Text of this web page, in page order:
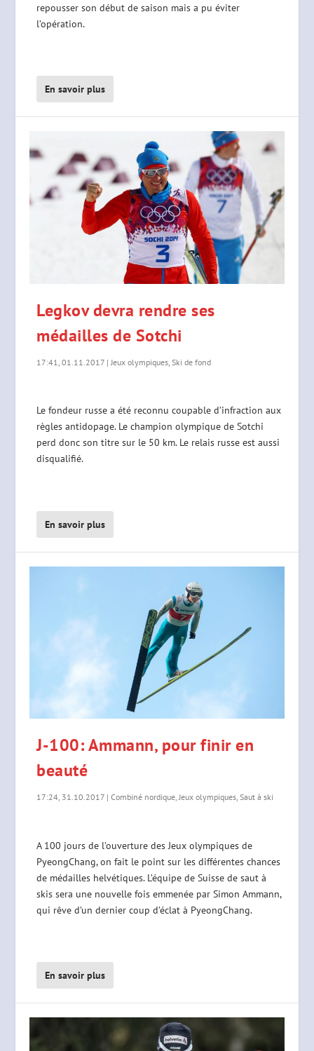
repousser son début de saison mais a pu éviter
l’opération.
En savoir plus
Legkov devra rendre ses
médailles de Sotchi
17:41, 01.11.2017 | Jeux olympiques Ski de fond
Le fondeur russe a été reconnu coupable d’infraction aux
règles antidopage. Le champion olympique de Sotchi
perd donc son titre sur le 50 km. Le relais russe est aussi
disqualifié.
En savoir plus
J-100: Ammann, pour finir en
beauté
17:24, 31.10.2017 |Combiné nordique,Jeux olympiques,Saut à ski
A 100 jours de l’ouverture des Jeux olympiques de
PyeongChang, on fait le point sur les différentes chances
de médailles helvétiques. L’équipe de Suisse de saut à
skis sera une nouvelle fois emmenée par Simon Ammann,
qui rêve d’un dernier coup d’éclat à PyeongChang.
En savoir plus